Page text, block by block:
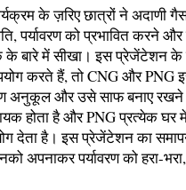
के ज़रिए छात्रों ने अदाणी
पर्यावरण को प्रभावित करने
बारे में सीखा। इस प्रेजेंटेशन के
करते हैं, तो CNG और PNG
अनुकूल और उसे साफ बनाए रखने
होता है और PNG प्रत्येक घर
देता है। इस प्रेजेंटेशन का
अपनाकर पर्यावरण को हरा-